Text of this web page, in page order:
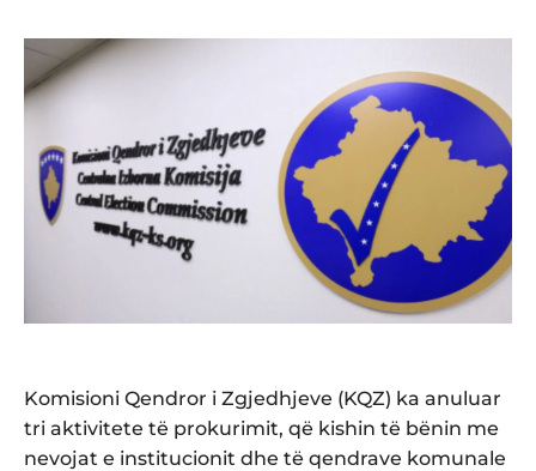
Komisioni Qendror i Zgjedhjeve (KQZ) ka anuluar
tri aktivitete të prokurimit, që kishin të bënin me
nevojat e institucionit dhe të qendrave komunale